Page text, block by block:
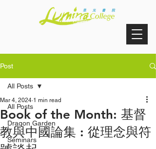
Post
All Posts
Dragon Garden
Seminars
All Posts
Book of the Month: 基督
教與中國論集 : 從理念與符
Mar 4, 2024 1 min read